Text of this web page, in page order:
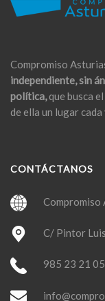
Compromiso
independiente, sin
política,que busca
de ella un lugar
CONTÁCTANOS
Compromiso
C/ Pintor Luis
985 23 21 05